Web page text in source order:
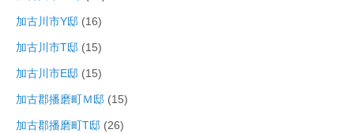
加古川市Y邸 (16)
加古川市T邸 (15)
加古川市E邸 (15)
加古郡播磨町Ｍ邸 (15)
加古郡播磨町T邸 (26)